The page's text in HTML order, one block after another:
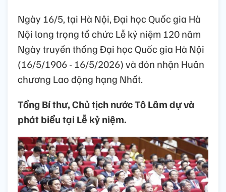
Ngày 16/5, tại Hà Nội, Đại học Quốc gia Hà
Nội long trọng tổ chức Lễ kỷ niệm 120 năm
Ngày truyền thống Đại học Quốc gia Hà Nội
(16/5/1906 - 16/5/2026) và đón nhận Huân
chương Lao động hạng Nhất.
Tổng Bí thư, Chủ tịch nước Tô Lâm dự và
phát biểu tại Lễ kỷ niệm.